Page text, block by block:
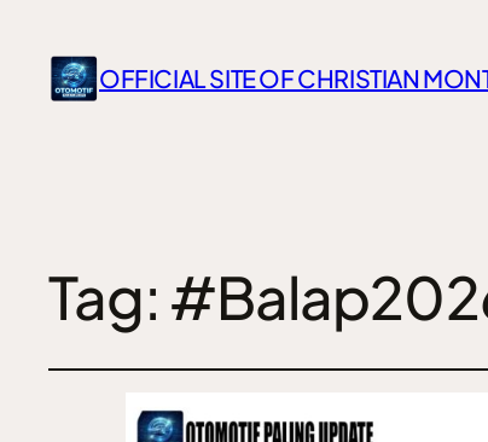
OFFICIAL SITE OF CHRISTIAN
Tag: